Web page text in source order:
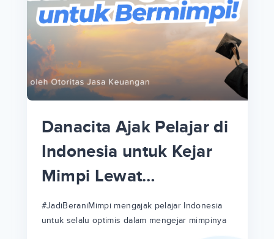
Danacita Ajak Pelajar di
Indonesia untuk Kejar
Mimpi Lewat
#JadiBeraniMimpi
#JadiBeraniMimpi mengajak pelajar Indonesia
untuk selalu optimis dalam mengejar mimpinya